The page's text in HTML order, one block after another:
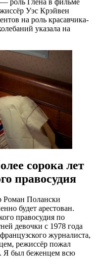
роль Глена в фильме
Уэс Крэйвен
на роль красавчика-
указала на
сорока лет
правосудия
Роман Полански
будет арестован.
правосудия по
девочки с 1978 года
журналиста,
режиссёр пожал
Я был беженцем всю